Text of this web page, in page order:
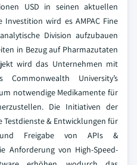
USD in seinen aktuellen
Investition wird es AMPAC Fine
Division aufzubauen
in Bezug auf Pharmazutaten
wird das Unternehmen mit
University’s
notwendige Medikamente für
Die Initiativen der
& Entwicklungen für
Freigabe von APIs &
Anforderung von High-Speed-